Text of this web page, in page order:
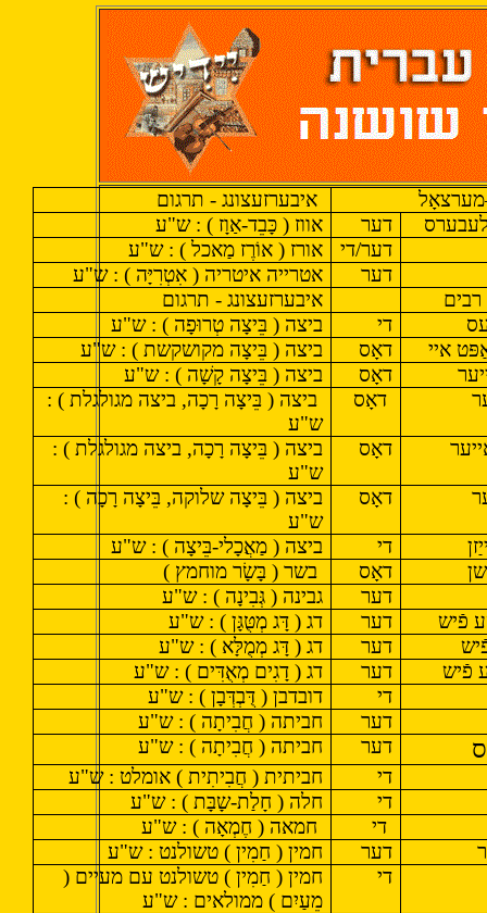
איבערזעצונג - תרגום מערצאָל
אווז ( כָּבֵד-אַוָז ) : ש"ע
דער
אורז ( אוֹרֶז מַאכל ) : ש"ע
דער/די
אטרייה איטריה ( אִטְרִיָּה ) : ש"ע
דער
איבערזעצונג - תרגום
ביצה ( בֵּיצָה טְרוּפָה ) : ש"ע
די
ביצה ( בֵּיצָה מקושקשת ) : ש"ע
דאָס
איי
ביצה ( בֵּיצָה קָשָׁה ) : ש"ע
דאָס
ביצה ( בֵּיצָה רָכָה, ביצה מגולגלת ) :
ש"ע
דאָס
ביצה ( בֵּיצָה רָכָה, ביצה מגולגלת ) :
ש"ע
דאָס
ביצה ( בֵּיצָה שלוקה, בֵּיצָה רָכָה ) :
ש"ע
דאָס
ביצה ( מַאֲכָלי-בֵּיצָה ) : ש"ע די
בשר ( בָּשָׂר מוחמץ )
דאָס
גבינה ( גְּבִינָה ) : ש"ע
דער
דג ( דָּג מְטֻּגָּן ) : ש"ע
דער
פֿיש
דג ( דָּג מְמֻלָּא ) : ש"ע
דער
דג ( דָגִים מְאֻדִּים ) : ש"ע
דער
פֿיש
דובדבן ( דֻּבְדְּבָן ) : ש"ע
די
חביתה ( חֲבִיתָה ) : ש"ע
דער
חביתה ( חֲבִיתָה ) : ש"ע
דער
חביתית ( חֲבִיתִית ) אומלט : ש"ע
די
חלה ( חָלַת-שָבָּת ) : ש"ע
די
חמאה ( חֶמְאָה ) : ש"ע
די
חמין ( חַמִין ) טשולנט : ש"ע
דער
חמין ( חַמִין ) טשולנט עם מעיים (
מֵעַיִם ) ממולאים : ש"ע
די